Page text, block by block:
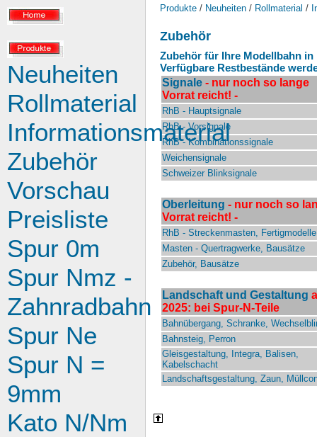
Produkte/ Neuheiten/ Rollmaterial /
Zubehör
Zubehör für Ihre Modellbahn in
Verfügbare Restbestände
Signale - nur noch so lange
Vorrat reicht! -
RhB - Hauptsignale
RhB - Vorsignale
RhB - Kombinationssignale
Weichensignale
Schweizer Blinksignale
Oberleitung - nur noch so
Vorrat reicht! -
RhB - Streckenmasten, Fertigmodelle
Masten - Quertragwerke, Bausätze
Zubehör, Bausätze
Landschaft und Gestaltung
2025: bei Spur-N-Teile
Bahnübergang, Schranke,
Bahnsteig, Perron
Gleisgestaltung, Integra, Balisen,
Kabelschacht
Landschaftsgestaltung, Zaun,
Neuheiten
Rollmaterial
Informationsmaterial
Zubehör
Vorschau
Preisliste
Spur 0m
Spur Nmz -
Zahnradbahn
Spur Ne
Spur N =
9mm
Kato N/Nm